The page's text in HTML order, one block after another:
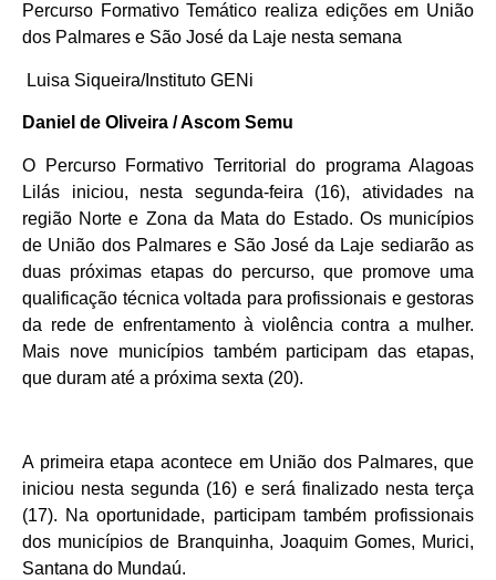
Percurso Formativo Temático realiza edições em União
dos Palmares e São José da Laje nesta semana
Luisa Siqueira/Instituto GENi
Daniel de Oliveira / Ascom Semu
O Percurso Formativo Territorial do programa Alagoas
Lilás iniciou, nesta segunda-feira (16), atividades na
região Norte e Zona da Mata do Estado. Os municípios
de União dos Palmares e São José da Laje sediarão as
duas próximas etapas do percurso, que promove uma
qualificação técnica voltada para profissionais e gestoras
da rede de enfrentamento à violência contra a mulher.
Mais nove municípios também participam das etapas,
que duram até a próxima sexta (20).
A primeira etapa acontece em União dos Palmares, que
iniciou nesta segunda (16) e será finalizado nesta terça
(17). Na oportunidade, participam também profissionais
dos municípios de Branquinha, Joaquim Gomes, Murici,
Santana do Mundaú.